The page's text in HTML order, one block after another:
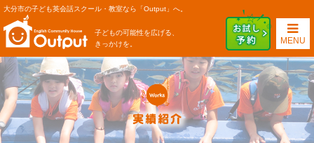
大分市の子ども英会話スクール・教室なら「Output」へ。
子どもの可能性を広げる、
きっかけを。
MENU